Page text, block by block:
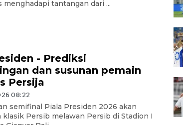
menghadapi tantangan dari ...
- Prediksi
dan susunan pemain
Persija
08:22
semifinal Piala Presiden 2026 akan
klasik Persib melawan Persib di Stadion I